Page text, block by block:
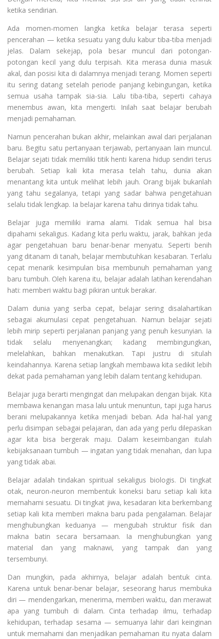
ketika sendirian.
Ada momen-momen langka ketika belajar terasa seperti
pencerahan — ketika sesuatu yang dulu kabur tiba-tiba menjadi
jelas. Dalam sekejap, pola besar muncul dari potongan-
potongan kecil yang dulu terpisah. Kita merasa dunia masuk
akal, dan posisi kita di dalamnya menjadi terang. Momen seperti
itu sering datang setelah periode panjang kebingungan, ketika
semua usaha tampak sia-sia. Lalu tiba-tiba, seperti cahaya
menembus awan, kita mengerti. Inilah saat belajar berubah
menjadi pemahaman.
Namun pencerahan bukan akhir, melainkan awal dari perjalanan
baru. Begitu satu pertanyaan terjawab, pertanyaan lain muncul.
Belajar sejati tidak memiliki titik henti karena hidup sendiri terus
berubah. Setiap kali kita merasa telah tahu, dunia akan
menantang kita untuk melihat lebih jauh. Orang bijak bukanlah
yang tahu segalanya, tetapi yang sadar bahwa pengetahuan
selalu tidak lengkap. Ia belajar karena tahu dirinya tidak tahu.
Belajar juga memiliki irama alami. Tidak semua hal bisa
dipahami sekaligus. Kadang kita perlu waktu, jarak, bahkan jeda
agar pengetahuan baru benar-benar menyatu. Seperti benih
yang ditanam di tanah, belajar membutuhkan kesabaran. Terlalu
cepat menarik kesimpulan bisa membunuh pemahaman yang
baru tumbuh. Oleh karena itu, belajar adalah latihan kerendahan
hati: memberi waktu bagi pikiran untuk berakar.
Dalam dunia yang serba cepat, belajar sering disalahartikan
sebagai akumulasi cepat pengetahuan. Namun belajar sejati
lebih mirip seperti perjalanan panjang yang penuh kesunyian. Ia
tidak selalu menyenangkan; kadang membingungkan,
melelahkan, bahkan menakutkan. Tapi justru di situlah
keindahannya. Karena setiap langkah membawa kita sedikit lebih
dekat pada pemahaman yang lebih dalam tentang kehidupan.
Belajar juga berarti mengingat dan melupakan dengan bijak. Kita
membawa kenangan masa lalu untuk menuntun, tapi juga harus
berani melupakannya ketika menjadi beban. Ada hal-hal yang
perlu disimpan sebagai pelajaran, dan ada yang perlu dilepaskan
agar kita bisa bergerak maju. Dalam keseimbangan itulah
kebijaksanaan tumbuh — ingatan yang tidak menahan, dan lupa
yang tidak abai.
Belajar adalah tindakan spiritual sekaligus biologis. Di tingkat
otak, neuron-neuron membentuk koneksi baru setiap kali kita
memahami sesuatu. Di tingkat jiwa, kesadaran kita berkembang
setiap kali kita memberi makna baru pada pengalaman. Belajar
menghubungkan keduanya — mengubah struktur fisik dan
makna batin secara bersamaan. Ia menghubungkan yang
material dan yang maknawi, yang tampak dan yang
tersembunyi.
Dan mungkin, pada akhirnya, belajar adalah bentuk cinta.
Karena untuk benar-benar belajar, seseorang harus membuka
diri — mendengarkan, menerima, memberi waktu, dan merawat
apa yang tumbuh di dalam. Cinta terhadap ilmu, terhadap
kehidupan, terhadap sesama — semuanya lahir dari keinginan
untuk memahami dan menjadikan pemahaman itu nyata dalam